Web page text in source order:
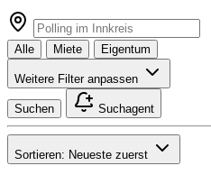
Alle Miete Eigentum
Weitere Filter anpassen
Suchen Suchagent
Sortieren: Neueste zuerst